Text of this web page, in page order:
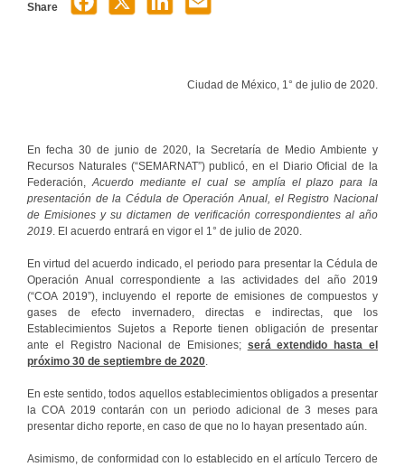
Share
Ciudad de México, 1° de julio de 2020.
En fecha 30 de junio de 2020, la Secretaría de Medio Ambiente y
Recursos Naturales (“SEMARNAT”) publicó, en el Diario Oficial de la
Federación, Acuerdo mediante el cual se amplía el plazo para la
presentación de la Cédula de Operación Anual, el Registro Nacional
de Emisiones y su dictamen de verificación correspondientes al año
2019 . El acuerdo entrará en vigor el 1° de julio de 2020.
En virtud del acuerdo indicado, el periodo para presentar la Cédula de
Operación Anual correspondiente a las actividades del año 2019
(“COA 2019”), incluyendo el reporte de emisiones de compuestos y
gases de efecto invernadero, directas e indirectas, que los
Establecimientos Sujetos a Reporte tienen obligación de presentar
ante el Registro Nacional de Emisiones; será extendido hasta el
próximo 30 de septiembre de 2020
En este sentido, todos aquellos establecimientos obligados a presentar
la COA 2019 contarán con un periodo adicional de 3 meses para
presentar dicho reporte, en caso de que no lo hayan presentado aún.
Asimismo, de conformidad con lo establecido en el artículo Tercero de